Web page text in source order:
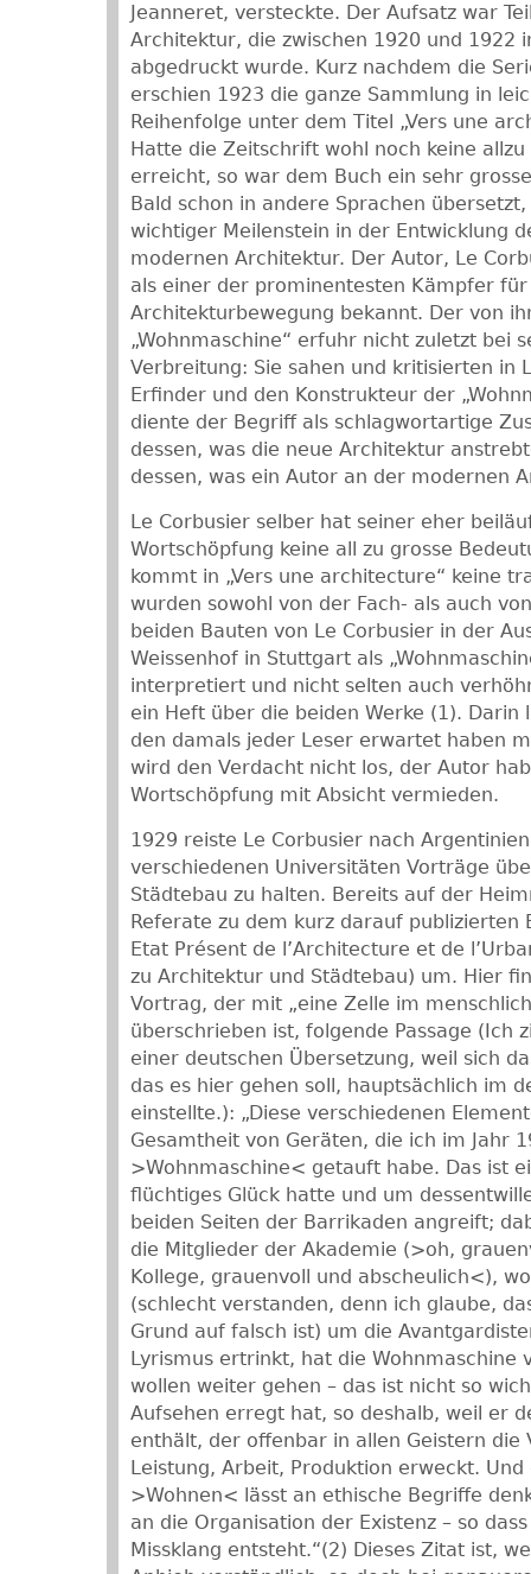
Jeanneret, versteckte. Der Aufsatz war
Architektur, die zwischen 1920 und 1922
abgedruckt wurde. Kurz nachdem die
erschien 1923 die ganze Sammlung in
Reihenfolge unter dem Titel „Vers une
Hatte die Zeitschrift wohl noch keine
erreicht, so war dem Buch ein sehr
Bald schon in andere Sprachen
wichtiger Meilenstein in der Entwicklung
modernen Architektur. Der Autor, Le
als einer der prominentesten Kämpfer
Architekturbewegung bekannt. Der von
„Wohnmaschine“ erfuhr nicht zuletzt bei
Verbreitung: Sie sahen und kritisierten in
Erfinder und den Konstrukteur der
diente der Begriff als schlagwortartige
dessen, was die neue Architektur
dessen, was ein Autor an der modernen
Le Corbusier selber hat seiner eher
Wortschöpfung keine all zu grosse
kommt in „Vers une architecture“ keine
wurden sowohl von der Fach- als auch
beiden Bauten von Le Corbusier in der
Weissenhof in Stuttgart als
interpretiert und nicht selten auch
ein Heft über die beiden Werke (1). Darin
den damals jeder Leser erwartet haben
wird den Verdacht nicht los, der Autor
Wortschöpfung mit Absicht vermieden.
1929 reiste Le Corbusier nach
verschiedenen Universitäten Vorträge
Städtebau zu halten. Bereits auf der
Referate zu dem kurz darauf publizierten
Etat Présent de l’Architecture et de
zu Architektur und Städtebau) um. Hier
Vortrag, der mit „eine Zelle im
überschrieben ist, folgende Passage (Ich
einer deutschen Übersetzung, weil sich
das es hier gehen soll, hauptsächlich im
einstellte.): „Diese verschiedenen
Gesamtheit von Geräten, die ich im Jahr
>Wohnmaschine< getauft habe. Das ist
flüchtiges Glück hatte und um
beiden Seiten der Barrikaden angreift;
die Mitglieder der Akademie (>oh,
Kollege, grauenvoll und abscheulich<),
(schlecht verstanden, denn ich glaube,
Grund auf falsch ist) um die
Lyrismus ertrinkt, hat die Wohnmaschine
wollen weiter gehen – das ist nicht so
Aufsehen erregt hat, so deshalb, weil er
enthält, der offenbar in allen Geistern die
Leistung, Arbeit, Produktion erweckt. Und
>Wohnen< lässt an ethische Begriffe
an die Organisation der Existenz – so
Missklang entsteht.“(2) Dieses Zitat ist,